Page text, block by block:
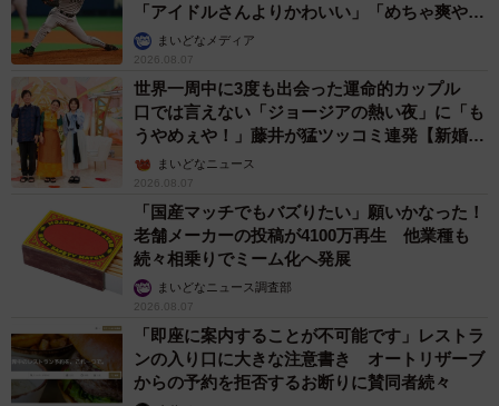
「アイドルさんよりかわいい」「めちゃ爽や
か」まいどなメディア
2026.08.07
世界一周中に3度も出会った運命的カップル
口では言えない「ジョージアの熱い夜」に「も
うやめぇや！」藤井が猛ツッコミ連発【新婚さ
ん】まいどなニュース
2026.08.07
「国産マッチでもバズりたい」願いかなった！
老舗メーカーの投稿が4100万再生 他業種も
続々相乗りでミーム化へ発展
まいどなニュース調査部
2026.08.07
「即座に案内することが不可能です」レストラ
ンの入り口に大きな注意書き オートリザーブ
からの予約を拒否するお断りに賛同者続々